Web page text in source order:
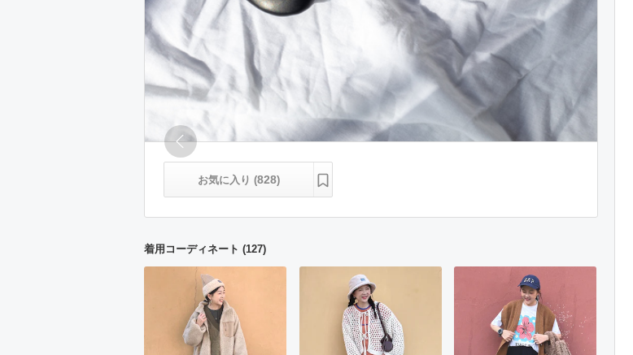
お気に入り (828)
着用コーディネート (127)